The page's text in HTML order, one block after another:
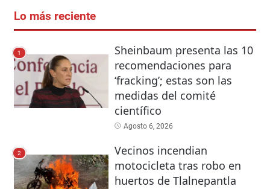
Lo más reciente
1
Sheinbaum presenta las 10
recomendaciones para
‘fracking’; estas son las
medidas del comité
científico
Agosto 6, 2026
2
Vecinos incendian
motocicleta tras robo en
huertos de Tlalnepantla